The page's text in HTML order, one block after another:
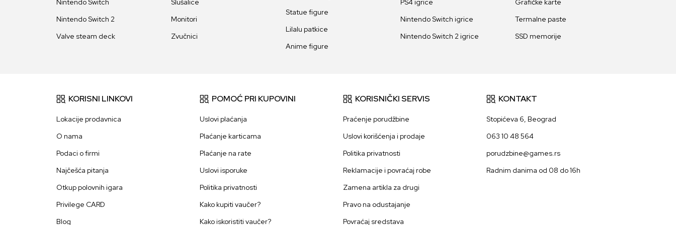
Nintendo Switch 2
Valve steam deck
Monitori
Zvučnici
Statue figure
Lilalu patkice
Anime figure
Nintendo Switch igrice
Nintendo Switch 2 igrice
Grafičke karte
Termalne paste
SSD memorije
KORISNI LINKOVI
Lokacije prodavnica
O nama
Podaci o firmi
Najčešća pitanja
Otkup polovnih igara
Privilege CARD
Blog
POMOĆ PRI KUPOVINI
Uslovi plaćanja
Plaćanje karticama
Plaćanje na rate
Uslovi isporuke
Politika privatnosti
Kako kupiti vaučer?
Kako iskoristiti vaučer?
KORISNIČKI SERVIS
Praćenje porudžbine
Uslovi korišćenja i prodaje
Politika privatnosti
Reklamacije i povraćaj robe
Zamena artikla za drugi
Pravo na odustajanje
Povraćaj sredstava
KONTAKT
Stopićeva 6, Beograd
063 10 48 564
porudzbine@games.rs
Radnim danima od 08 do 16h